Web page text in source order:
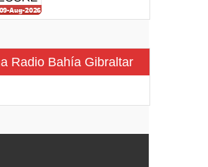
Radio Bahía Gibraltar